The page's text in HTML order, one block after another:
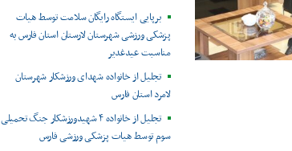
برپایی ایستگاه رایگان سلامت توسط هیات
پزشکی ورزشی شهرستان لارستان استان فارس به
مناسبت عیدغدیر
تجلیل از خانواده شهدای ورزشکار شهرستان
لامرد استان فارس
تجلیل از خانواده ۴ شهیدورزشکار جنگ تحمیلی
سوم توسط هیات پزشکی ورزشی فارس